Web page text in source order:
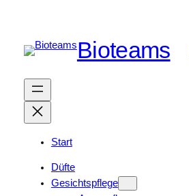
Bioteams
Start
Düfte
Gesichtspflege